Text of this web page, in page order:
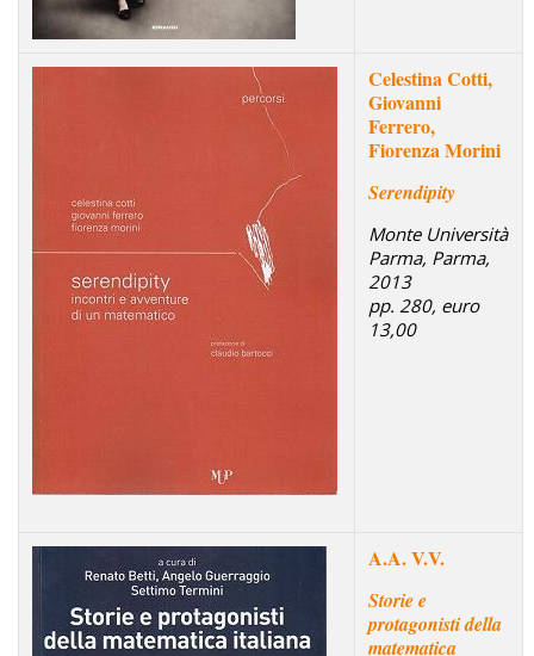
Celestina Cotti,
Giovanni
Ferrero,
Fiorenza Morini
Serendipity
Monte Università
Parma, Parma,
2013
pp. 280, euro
13,00
A.A. V.V.
Storie e
protagonisti della
matematica